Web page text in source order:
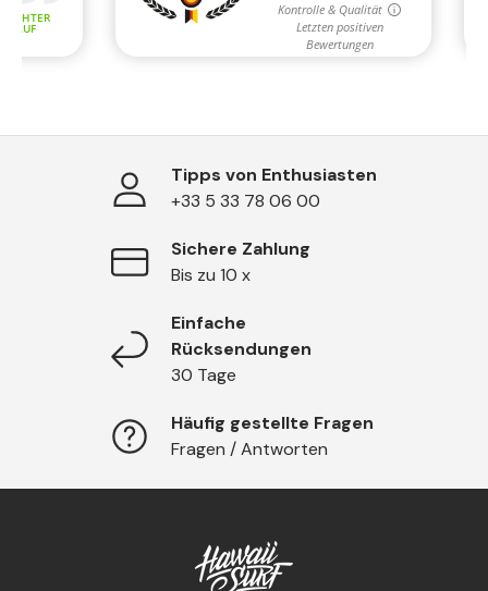
Tipps von Enthusiasten
+33 5 33 78 06 00
Sichere Zahlung
Bis zu 10 x
Einfache
Rücksendungen
30 Tage
Häufig gestellte Fragen
Fragen / Antworten